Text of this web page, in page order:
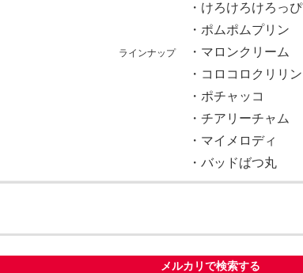
ラインナップ
・けろけろけろっぴ
・ポムポムプリン
・マロンクリーム
・コロコロクリリン
・ポチャッコ
・チアリーチャム
・マイメロディ
・バッドばつ丸
メルカリで検索する